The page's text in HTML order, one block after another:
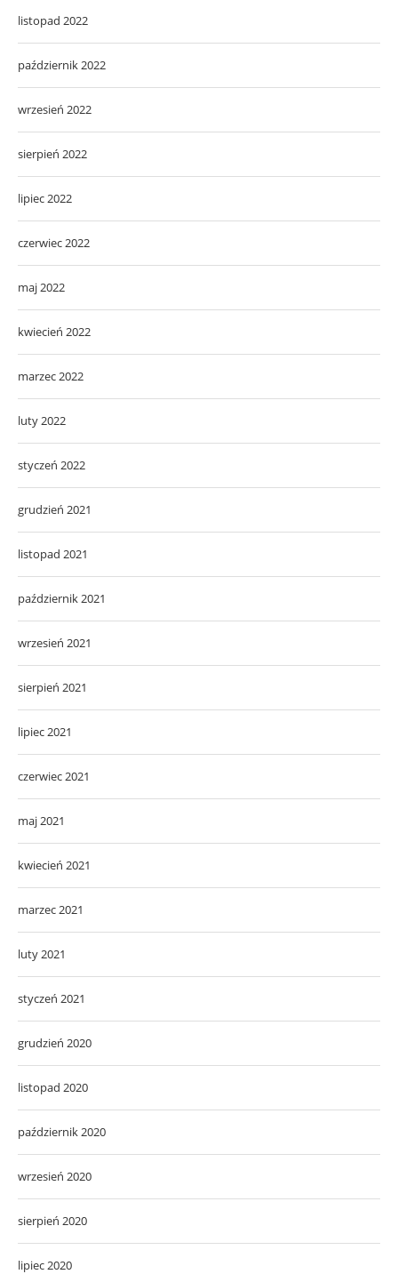
listopad 2022
październik 2022
wrzesień 2022
sierpień 2022
lipiec 2022
czerwiec 2022
maj 2022
kwiecień 2022
marzec 2022
luty 2022
styczeń 2022
grudzień 2021
listopad 2021
październik 2021
wrzesień 2021
sierpień 2021
lipiec 2021
czerwiec 2021
maj 2021
kwiecień 2021
marzec 2021
luty 2021
styczeń 2021
grudzień 2020
listopad 2020
październik 2020
wrzesień 2020
sierpień 2020
lipiec 2020